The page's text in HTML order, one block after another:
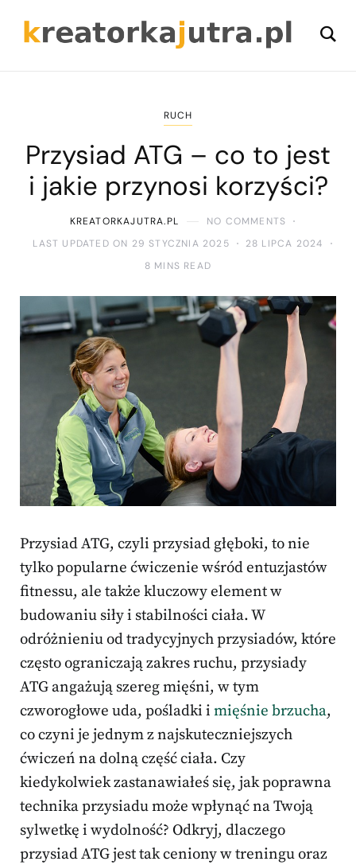
RUCH
Przysiad ATG – co to jest
i jakie przynosi korzyści?
KREATORKAJUTRA.PL
NO COMMENTS
LAST UPDATED ON 29 STYCZNIA 2025
28 LIPCA 2024
8 MINS READ
Przysiad ATG, czyli przysiad głęboki, to nie
tylko popularne ćwiczenie wśród entuzjastów
fitnessu, ale także kluczowy element w
budowaniu siły i stabilności ciała. W
odróżnieniu od tradycyjnych przysiadów, które
często ograniczają zakres ruchu, przysiady
ATG angażują szereg mięśni, w tym
czworogłowe uda, pośladki i mięśnie brzucha,
co czyni je jednym z najskuteczniejszych
ćwiczeń na dolną część ciała. Czy
kiedykolwiek zastanawiałeś się, jak poprawna
technika przysiadu może wpłynąć na Twoją
sylwetkę i wydolność? Odkryj, dlaczego
przysiad ATG jest tak ceniony w treningu oraz